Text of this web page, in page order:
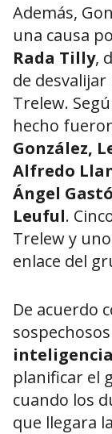
Además,
una causa
Rada Tilly,
de desvalijar
Trelew.
hecho
González,
Alfredo
Ángel
Leuful.
Trelew y
enlace del
De acuerdo
planificar el
cuando los
que llegara